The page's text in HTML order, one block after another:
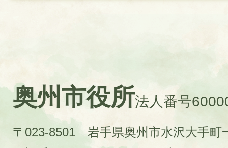
奥州市役所法人番号
〒023-8501 岩手県奥州市水沢大手町